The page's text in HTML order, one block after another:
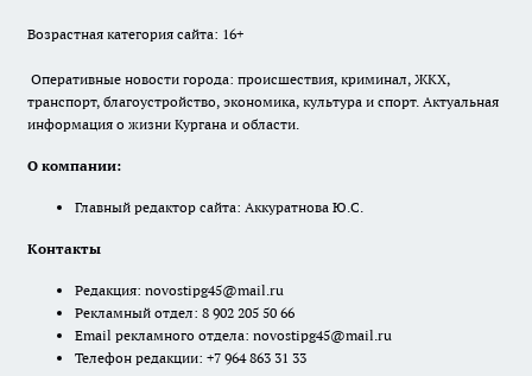
Возрастная категория сайта: 16+
Оперативные новости города: происшествия, криминал, ЖКХ,
транспорт, благоустройство, экономика, культура и спорт. Актуальная
информация о жизни Кургана и области.
О компании:
Главный редактор сайта: Аккуратнова Ю.С.
Контакты
Редакция: novostipg45@mail.ru
Рекламный отдел: 8 902 205 50 66
Email рекламного отдела: novostipg45@mail.ru
Телефон редакции: +7 964 863 31 33